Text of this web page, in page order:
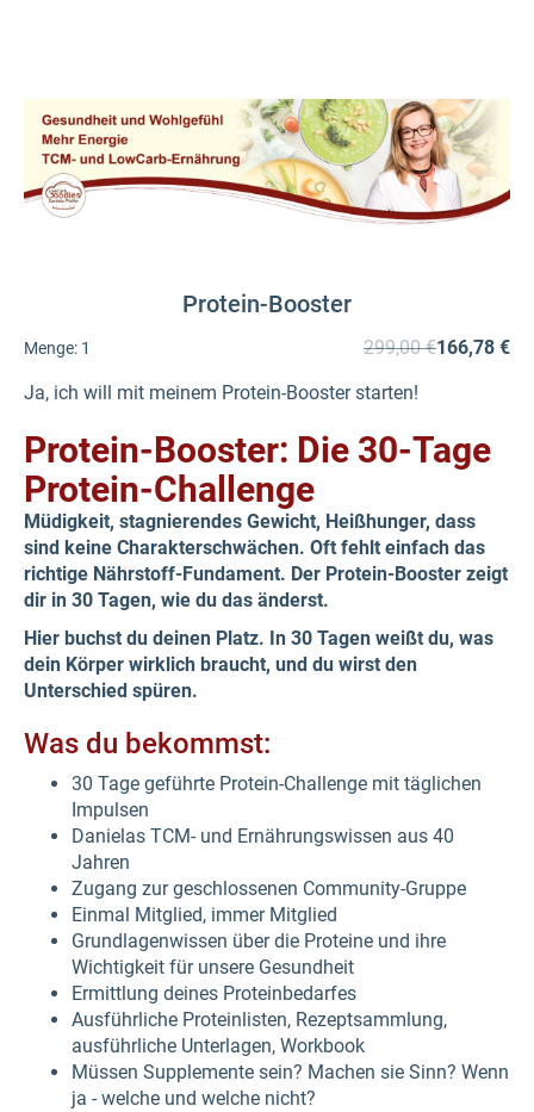
Protein-Booster
Menge: 1 299,00 €166,78 €
Ja, ich will mit meinem Protein-Booster starten!
Protein-Booster: Die 30-Tage
Protein-Challenge
Müdigkeit, stagnierendes Gewicht, Heißhunger, dass
sind keine Charakterschwächen. Oft fehlt einfach das
richtige Nährstoff-Fundament. Der Protein-Booster zeigt
dir in 30 Tagen, wie du das änderst.
Hier buchst du deinen Platz. In 30 Tagen weißt du, was
dein Körper wirklich braucht, und du wirst den
Unterschied spüren.
Was du bekommst:
30 Tage geführte Protein-Challenge mit täglichen
Impulsen
Danielas TCM- und Ernährungswissen aus 40
Jahren
Zugang zur geschlossenen Community-Gruppe
Einmal Mitglied, immer Mitglied
Grundlagenwissen über die Proteine und ihre
Wichtigkeit für unsere Gesundheit
Ermittlung deines Proteinbedarfes
Ausführliche Proteinlisten, Rezeptsammlung,
ausführliche Unterlagen, Workbook
Müssen Supplemente sein? Machen sie Sinn? Wenn
ja - welche und welche nicht?